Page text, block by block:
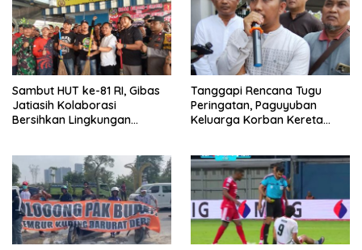
Sambut HUT ke-81 RI, Gibas
Jatiasih Kolaborasi
Bersihkan Lingkungan
Tanggapi Rencana Tugu
Peringatan, Paguyuban
Keluarga Korban Kereta
Keselamatan Lebih Dulu